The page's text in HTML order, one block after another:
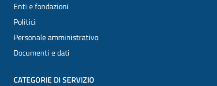
Enti e fondazioni
Politici
Personale amministrativo
Documenti e dati
CATEGORIE DI SERVIZIO